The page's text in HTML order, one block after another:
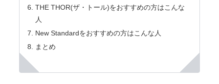
THE THOR(ザ・トール)をおすすめの方はこんな
人
New Standardをおすすめの方はこんな人
まとめ